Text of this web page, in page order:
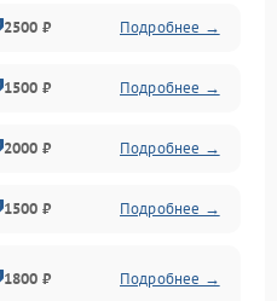
2500 ₽ Подробнее →
1500 ₽ Подробнее →
2000 ₽ Подробнее →
1500 ₽ Подробнее →
1800 ₽ Подробнее →